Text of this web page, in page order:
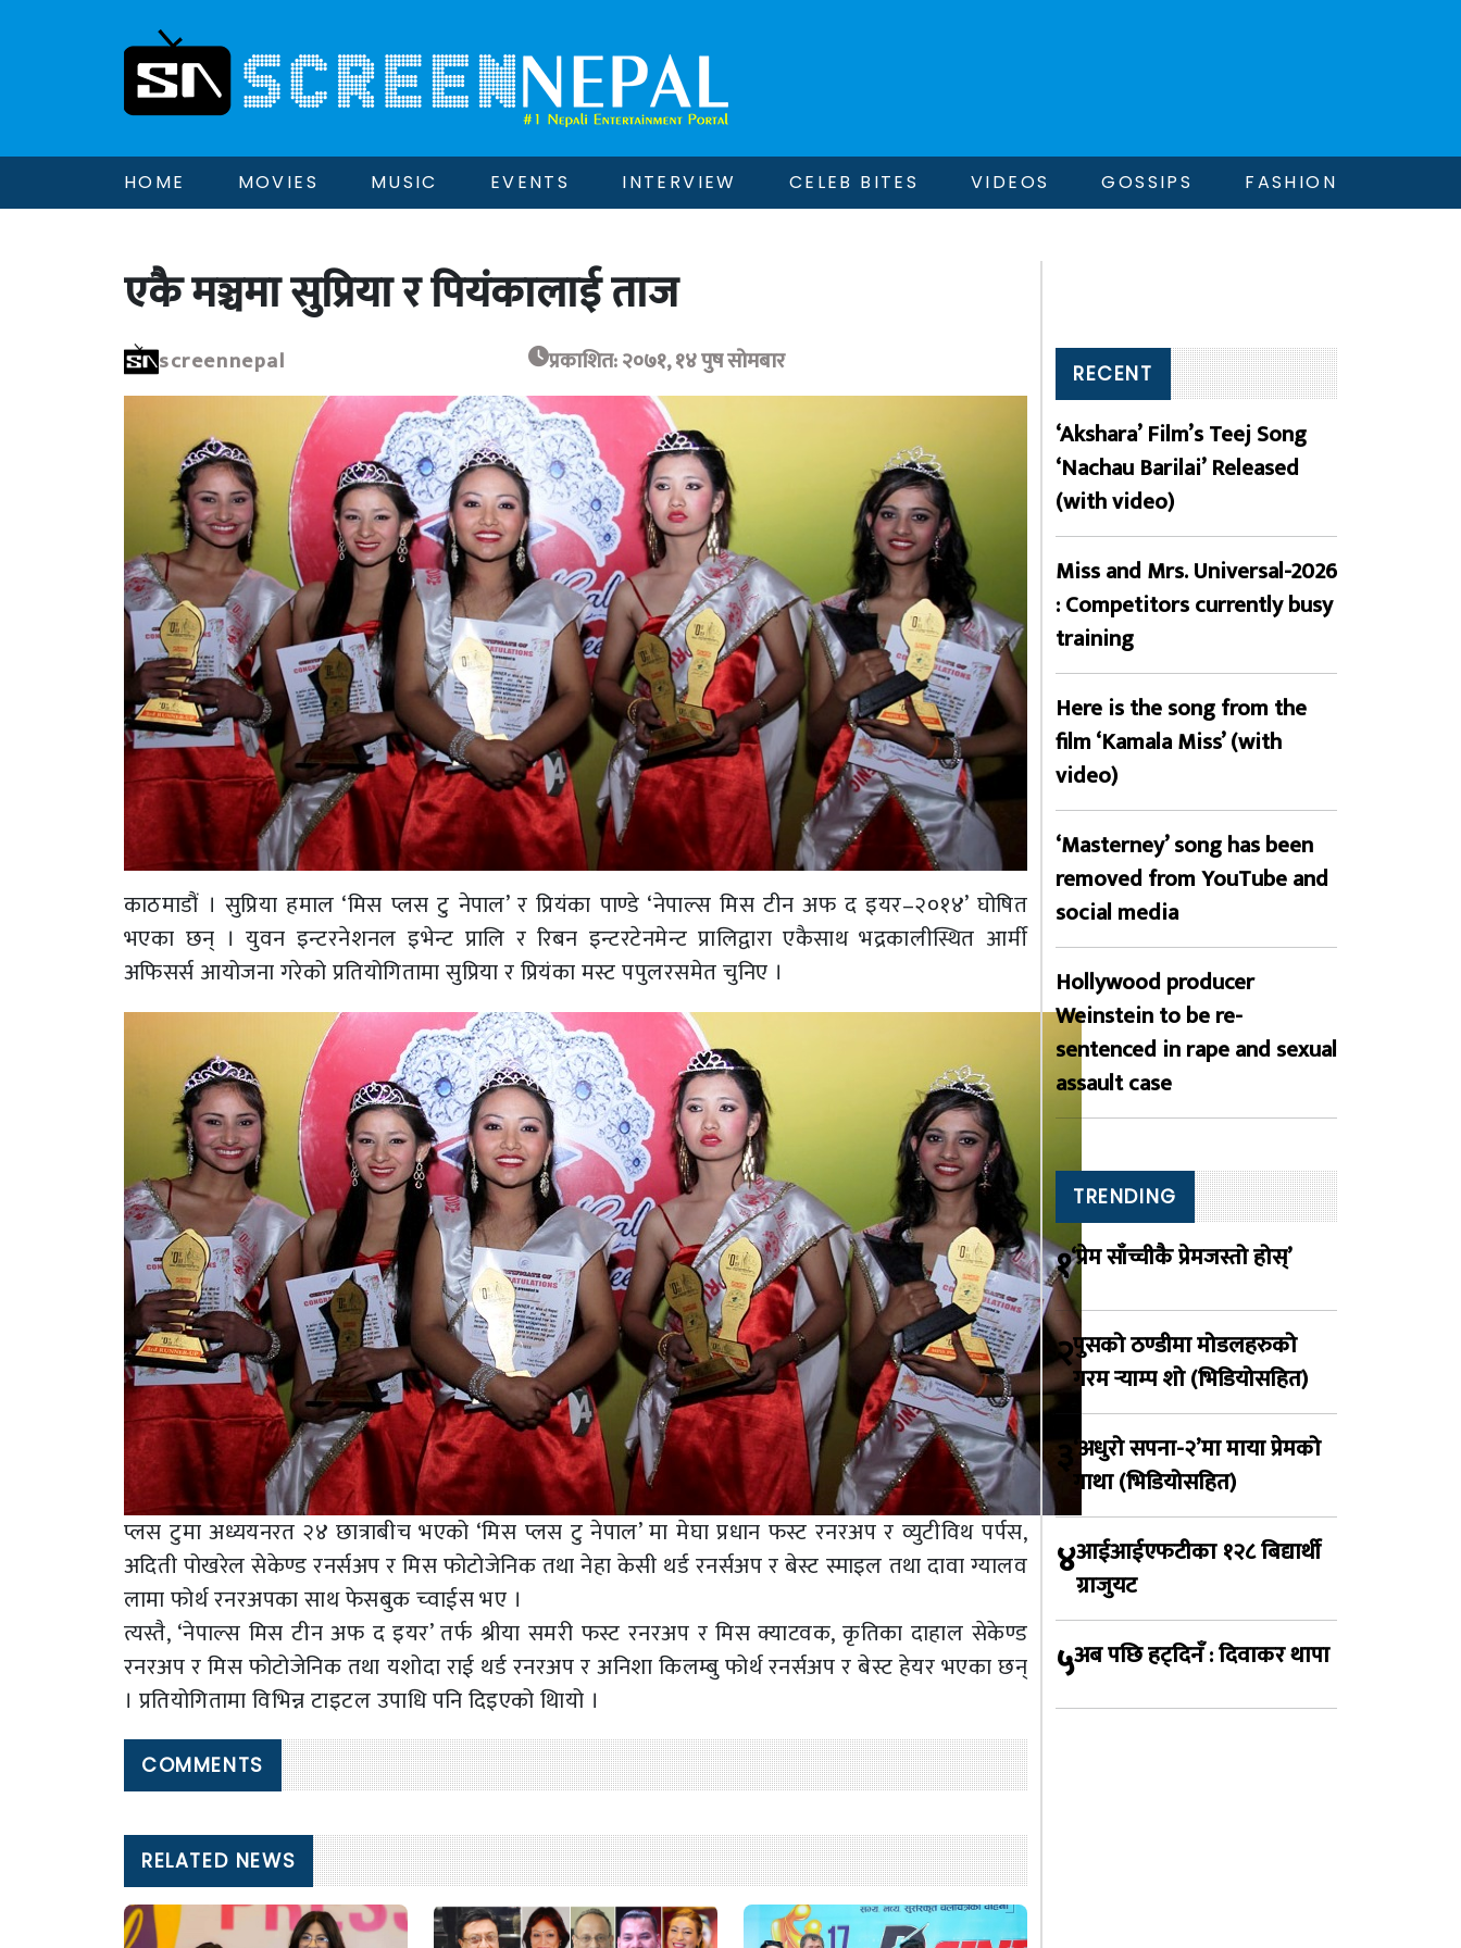
HOME MOVIES MUSIC EVENTS INTERVIEW CELEB BITES VIDEOS GOSSIPS FASHION
एकै मञ्चमा सुप्रिया र पियंकालाई ताज
screennepal प्रकाशित: २०७१, १४ पुष सोमबार
काठमाडौं । सुप्रिया हमाल ‘मिस प्लस टु नेपाल’ र प्रियंका पाण्डे ‘नेपाल्स मिस टीन अफ द इयर–२०१४’ घोषित
भएका छन् । युवन इन्टरनेशनल इभेन्ट प्रालि र रिबन इन्टरटेनमेन्ट प्रालिद्वारा एकैसाथ भद्रकालीस्थित आर्मी
अफिसर्स आयोजना गरेको प्रतियोगितामा सुप्रिया र प्रियंका मस्ट पपुलरसमेत चुनिए ।
प्लस टुमा अध्ययनरत २४ छात्राबीच भएको ‘मिस प्लस टु नेपाल’ मा मेघा प्रधान फस्ट रनरअप र व्युटीविथ पर्पस,
अदिती पोखरेल सेकेण्ड रनर्सअप र मिस फोटोजेनिक तथा नेहा केसी थर्ड रनर्सअप र बेस्ट स्माइल तथा दावा ग्यालव
लामा फोर्थ रनरअपका साथ फेसबुक च्वाईस भए ।
त्यस्तै, ‘नेपाल्स मिस टीन अफ द इयर’ तर्फ श्रीया समरी फस्ट रनरअप र मिस क्याटवक, कृतिका दाहाल सेकेण्ड
रनरअप र मिस फोटोजेनिक तथा यशोदा राई थर्ड रनरअप र अनिशा किलम्बु फोर्थ रनर्सअप र बेस्ट हेयर भएका छन्
। प्रतियोगितामा विभिन्न टाइटल उपाधि पनि दिइएको थिायो ।
COMMENTS
RELATED NEWS
RECENT
‘Akshara’ Film’s Teej Song
‘Nachau Barilai’ Released
(with video)
Miss and Mrs. Universal-2026
: Competitors currently busy
training
Here is the song from the
film ‘Kamala Miss’ (with
video)
‘Masterney’ song has been
removed from YouTube and
social media
Hollywood producer
Weinstein to be re-
sentenced in rape and sexual
assault case
TRENDING
१‘प्रेम साँच्चीकै प्रेमजस्तो होस्’
२पुसको ठण्डीमा मोडलहरुको
गरम र्‍याम्प शो (भिडियोसहित)
३‘अधुरो सपना-२’मा माया प्रेमको
गाथा (भिडियोसहित)
४आईआईएफटीका १२८ बिद्यार्थी
ग्राजुयट
५अब पछि हट्दिनँ : दिवाकर थापा